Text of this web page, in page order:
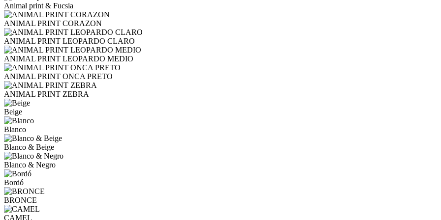
Animal print & Fucsia
ANIMAL PRINT CORAZON
ANIMAL PRINT LEOPARDO CLARO
ANIMAL PRINT LEOPARDO MEDIO
ANIMAL PRINT ONCA PRETO
ANIMAL PRINT ZEBRA
Beige
Blanco
Blanco & Beige
Blanco & Negro
Bordó
BRONCE
CAMEL